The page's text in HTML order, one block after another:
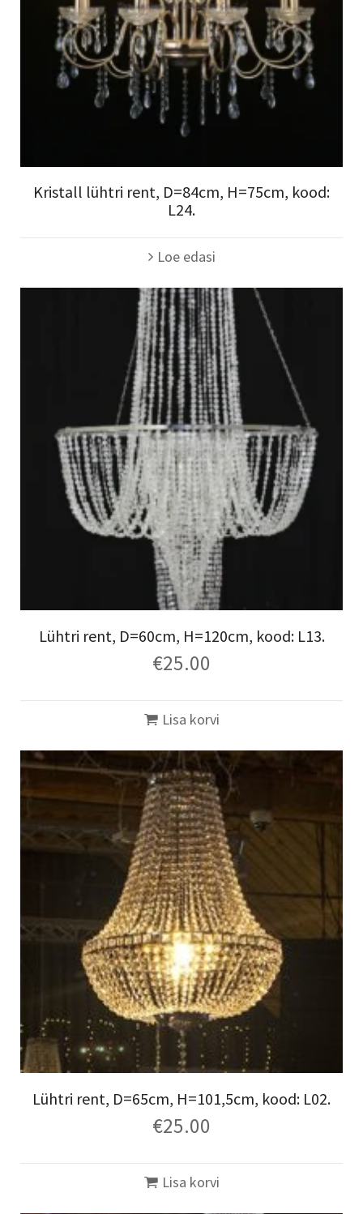
Kristall lühtri rent, D=84cm, H=75cm, kood:
L24.
Loe edasi
Lühtri rent, D=60cm, H=120cm, kood: L13.
€25.00
Lisa korvi
Lühtri rent, D=65cm, H=101,5cm, kood: L02.
€25.00
Lisa korvi